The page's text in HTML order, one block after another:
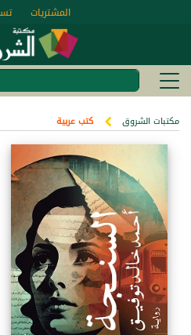
المشتريات
مكتبات الشروق كتب عربية